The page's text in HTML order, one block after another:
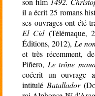
il a écrit 25 romans
ses ouvrages ont été
El Cid(Télémaque,
Éditions, 2012), Le
et très récemment,
Piñero, Le trône
coécrit un ouvrage
intitulé Batallador
er